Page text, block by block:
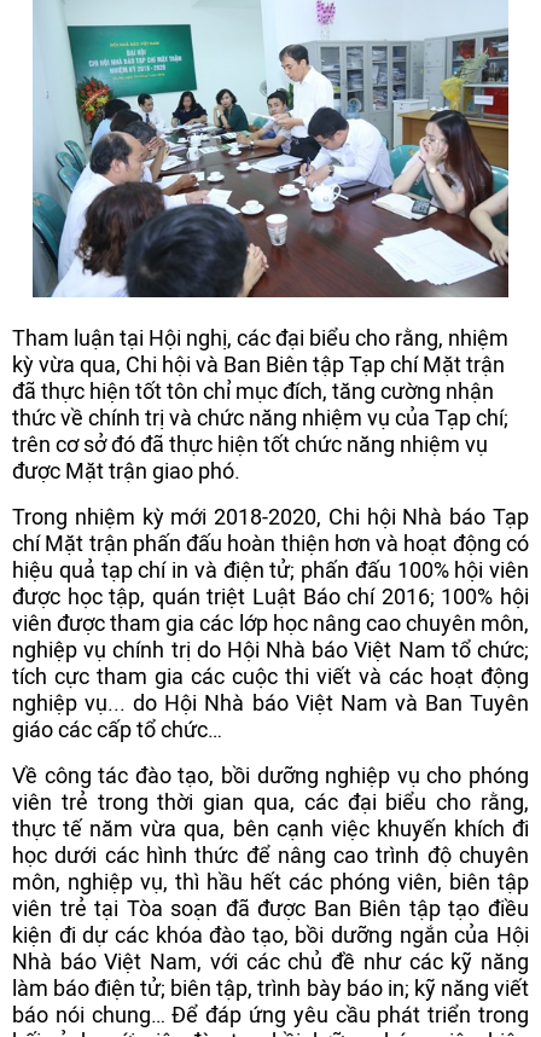
Tham luận tại Hội nghị, các đại biểu cho rằng, nhiệm
kỳ vừa qua, Chi hội và Ban Biên tập Tạp chí Mặt trận
đã thực hiện tốt tôn chỉ mục đích, tăng cường nhận
thức về chính trị và chức năng nhiệm vụ của Tạp chí;
trên cơ sở đó đã thực hiện tốt chức năng nhiệm vụ
được Mặt trận giao phó.
Trong nhiệm kỳ mới 2018-2020, Chi hội Nhà báo Tạp
chí Mặt trận phấn đấu hoàn thiện hơn và hoạt động có
hiệu quả tạp chí in và điện tử; phấn đấu 100% hội viên
được học tập, quán triệt Luật Báo chí 2016; 100% hội
viên được tham gia các lớp học nâng cao chuyên môn,
nghiệp vụ chính trị do Hội Nhà báo Việt Nam tổ chức;
tích cực tham gia các cuộc thi viết và các hoạt động
nghiệp vụ... do Hội Nhà báo Việt Nam và Ban Tuyên
giáo các cấp tổ chức…
Về công tác đào tạo, bồi dưỡng nghiệp vụ cho phóng
viên trẻ trong thời gian qua, các đại biểu cho rằng,
thực tế năm vừa qua, bên cạnh việc khuyến khích đi
học dưới các hình thức để nâng cao trình độ chuyên
môn, nghiệp vụ, thì hầu hết các phóng viên, biên tập
viên trẻ tại Tòa soạn đã được Ban Biên tập tạo điều
kiện đi dự các khóa đào tạo, bồi dưỡng ngắn của Hội
Nhà báo Việt Nam, với các chủ đề như các kỹ năng
làm báo điện tử; biên tập, trình bày báo in; kỹ năng viết
báo nói chung… Để đáp ứng yêu cầu phát triển trong